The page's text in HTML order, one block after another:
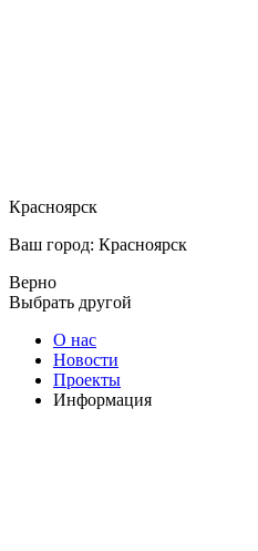
Красноярск
Ваш город: Красноярск
Верно
Выбрать другой
О нас
Новости
Проекты
Информация